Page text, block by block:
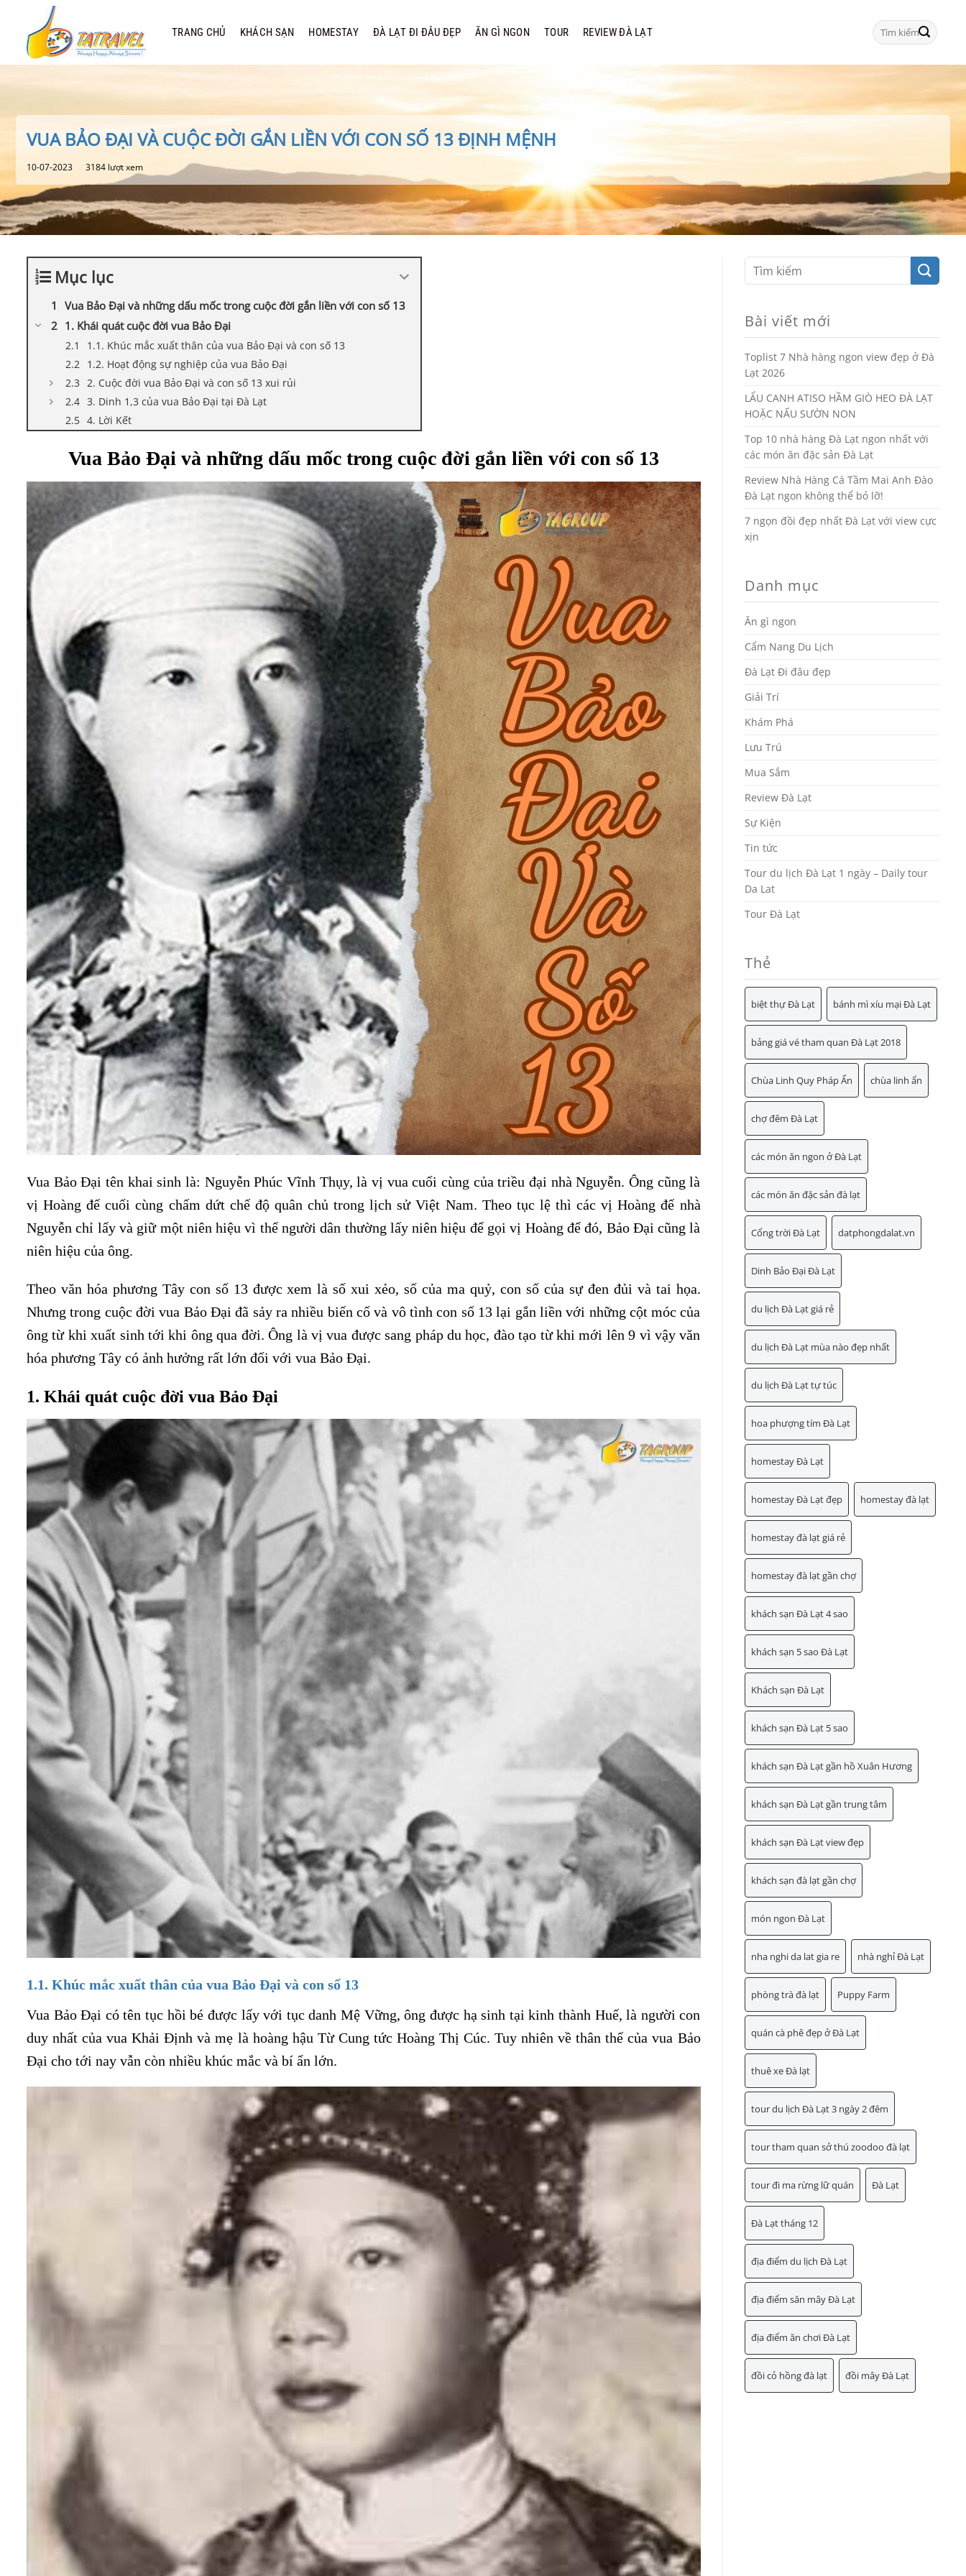
dung
TRANG CHỦ KHÁCH SẠN HOMESTAY ĐÀ LẠT ĐI ĐÂU ĐẸP ĂN GÌ NGON TOUR REVIEW ĐÀ LẠT
Tìm
kiếm:
VUA BẢO ĐẠI VÀ CUỘC ĐỜI GẮN LIỀN VỚI CON SỐ 13 ĐỊNH MỆNH
10-07-2023 3184 lượt xem
Mục lục
Vua Bảo Đại và những dấu mốc trong cuộc đời gắn liền với con số 13
1. Khái quát cuộc đời vua Bảo Đại
1.1. Khúc mắc xuất thân của vua Bảo Đại và con số 13
1.2. Hoạt động sự nghiệp của vua Bảo Đại
2. Cuộc đời vua Bảo Đại và con số 13 xui rủi
3. Dinh 1,3 của vua Bảo Đại tại Đà Lạt
4. Lời Kết
Vua Bảo Đại và những dấu mốc trong cuộc đời gắn liền với con số 13
Vua Bảo Đại tên khai sinh là: Nguyễn Phúc Vĩnh Thụy, là vị vua cuối cùng của triều đại nhà Nguyễn. Ông cũng là
vị Hoàng đế cuối cùng chấm dứt chế độ quân chủ trong lịch sử Việt Nam. Theo tục lệ thì các vị Hoàng đế nhà
Nguyễn chỉ lấy và giữ một niên hiệu vì thế người dân thường lấy niên hiệu để gọi vị Hoàng đế đó, Bảo Đại cũng là
niên hiệu của ông.
Theo văn hóa phương Tây con số 13 được xem là số xui xẻo, số của ma quỷ, con số của sự đen đủi và tai họa.
Nhưng trong cuộc đời vua Bảo Đại đã sảy ra nhiều biến cố và vô tình con số 13 lại gắn liền với những cột móc của
ông từ khi xuất sinh tới khi ông qua đời. Ông là vị vua được sang pháp du học, đào tạo từ khi mới lên 9 vì vậy văn
hóa phương Tây có ảnh hưởng rất lớn đối với vua Bảo Đại.
1. Khái quát cuộc đời vua Bảo Đại
1.1. Khúc mắc xuất thân của vua Bảo Đại và con số 13
Vua Bảo Đại có tên tục hồi bé được lấy với tục danh Mệ Vững, ông được hạ sinh tại kinh thành Huế, là người con
duy nhất của vua Khải Định và mẹ là hoàng hậu Từ Cung tức Hoàng Thị Cúc. Tuy nhiên về thân thế của vua Bảo
Đại cho tới nay vẫn còn nhiều khúc mắc và bí ẩn lớn.
Bài viết mới
Toplist 7 Nhà hàng ngon view đẹp ở Đà
Lạt 2026
LẨU CANH ATISO HẦM GIÒ HEO ĐÀ LẠT
HOẶC NẤU SƯỜN NON
Top 10 nhà hàng Đà Lạt ngon nhất với
các món ăn đặc sản Đà Lạt
Review Nhà Hàng Cá Tầm Mai Anh Đào
Đà Lạt ngon không thể bỏ lỡ!
7 ngọn đồi đẹp nhất Đà Lạt với view cực
xịn
Danh mục
Ăn gì ngon
Cẩm Nang Du Lịch
Đà Lạt Đi đâu đẹp
Giải Trí
Khám Phá
Lưu Trú
Mua Sắm
Review Đà Lạt
Sự Kiện
Tin tức
Tour du lịch Đà Lạt 1 ngày – Daily tour
Da Lat
Tour Đà Lạt
Thẻ
biệt thự Đà Lạt bánh mì xíu mại Đà Lạt
bảng giá vé tham quan Đà Lạt 2018
Chùa Linh Quy Pháp Ấn chùa linh ẩn
chợ đêm Đà Lạt
các món ăn ngon ở Đà Lạt
các món ăn đặc sản đà lạt
Cổng trời Đà Lạt datphongdalat.vn
Dinh Bảo Đại Đà Lạt
du lịch Đà Lạt giá rẻ
du lịch Đà Lạt mùa nào đẹp nhất
du lịch Đà Lạt tự túc
hoa phượng tím Đà Lạt
homestay Đà Lạt
homestay Đà Lạt đẹp homestay đà lạt
homestay đà lạt giá rẻ
homestay đà lạt gần chợ
khách sạn Đà Lạt 4 sao
khách sạn 5 sao Đà Lạt
Khách sạn Đà Lạt
khách sạn Đà Lạt 5 sao
khách sạn Đà Lạt gần hồ Xuân Hương
khách sạn Đà Lạt gần trung tâm
khách sạn Đà Lạt view đẹp
khách sạn đà lạt gần chợ
món ngon Đà Lạt
nha nghi da lat gia re nhà nghỉ Đà Lạt
phòng trà đà lạt Puppy Farm
quán cà phê đẹp ở Đà Lạt
thuê xe Đà lạt
tour du lịch Đà Lạt 3 ngày 2 đêm
tour tham quan sở thú zoodoo đà lạt
tour đi ma rừng lữ quán Đà Lạt
Đà Lạt tháng 12
địa điểm du lịch Đà Lạt
địa điểm săn mây Đà Lạt
địa điểm ăn chơi Đà Lạt
đồi cỏ hồng đà lạt đồi mây Đà Lạt